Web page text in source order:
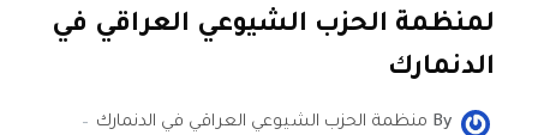
لمنظمة الحزب الشيوعي العراقي في
الدنمارك
By منظمة الحزب الشيوعي العراقي في الدنمارك